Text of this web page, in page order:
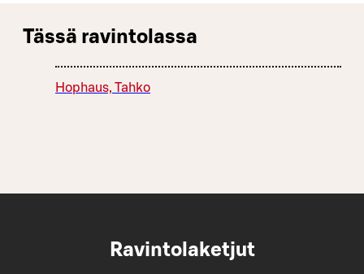
Tässä ravintolassa
Hophaus, Tahko
Ravintolaketjut